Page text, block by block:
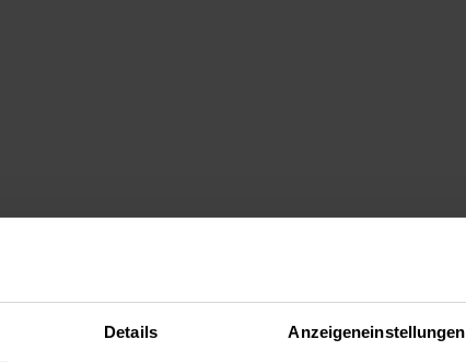
Details Anzeigeneinstellungen